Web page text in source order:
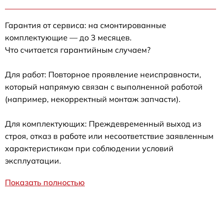
Гарантия от сервиса: на смонтированные
комплектующие — до 3 месяцев.
Что считается гарантийным случаем?
Для работ: Повторное проявление неисправности,
который напрямую связан с выполненной работой
(например, некорректный монтаж запчасти).
Для комплектующих: Преждевременный выход из
строя, отказ в работе или несоответствие заявленным
характеристикам при соблюдении условий
эксплуатации.
Показать полностью